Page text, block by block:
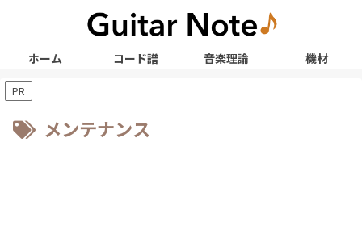
ホーム コード譜 音楽理論 機材
PR
メンテナンス